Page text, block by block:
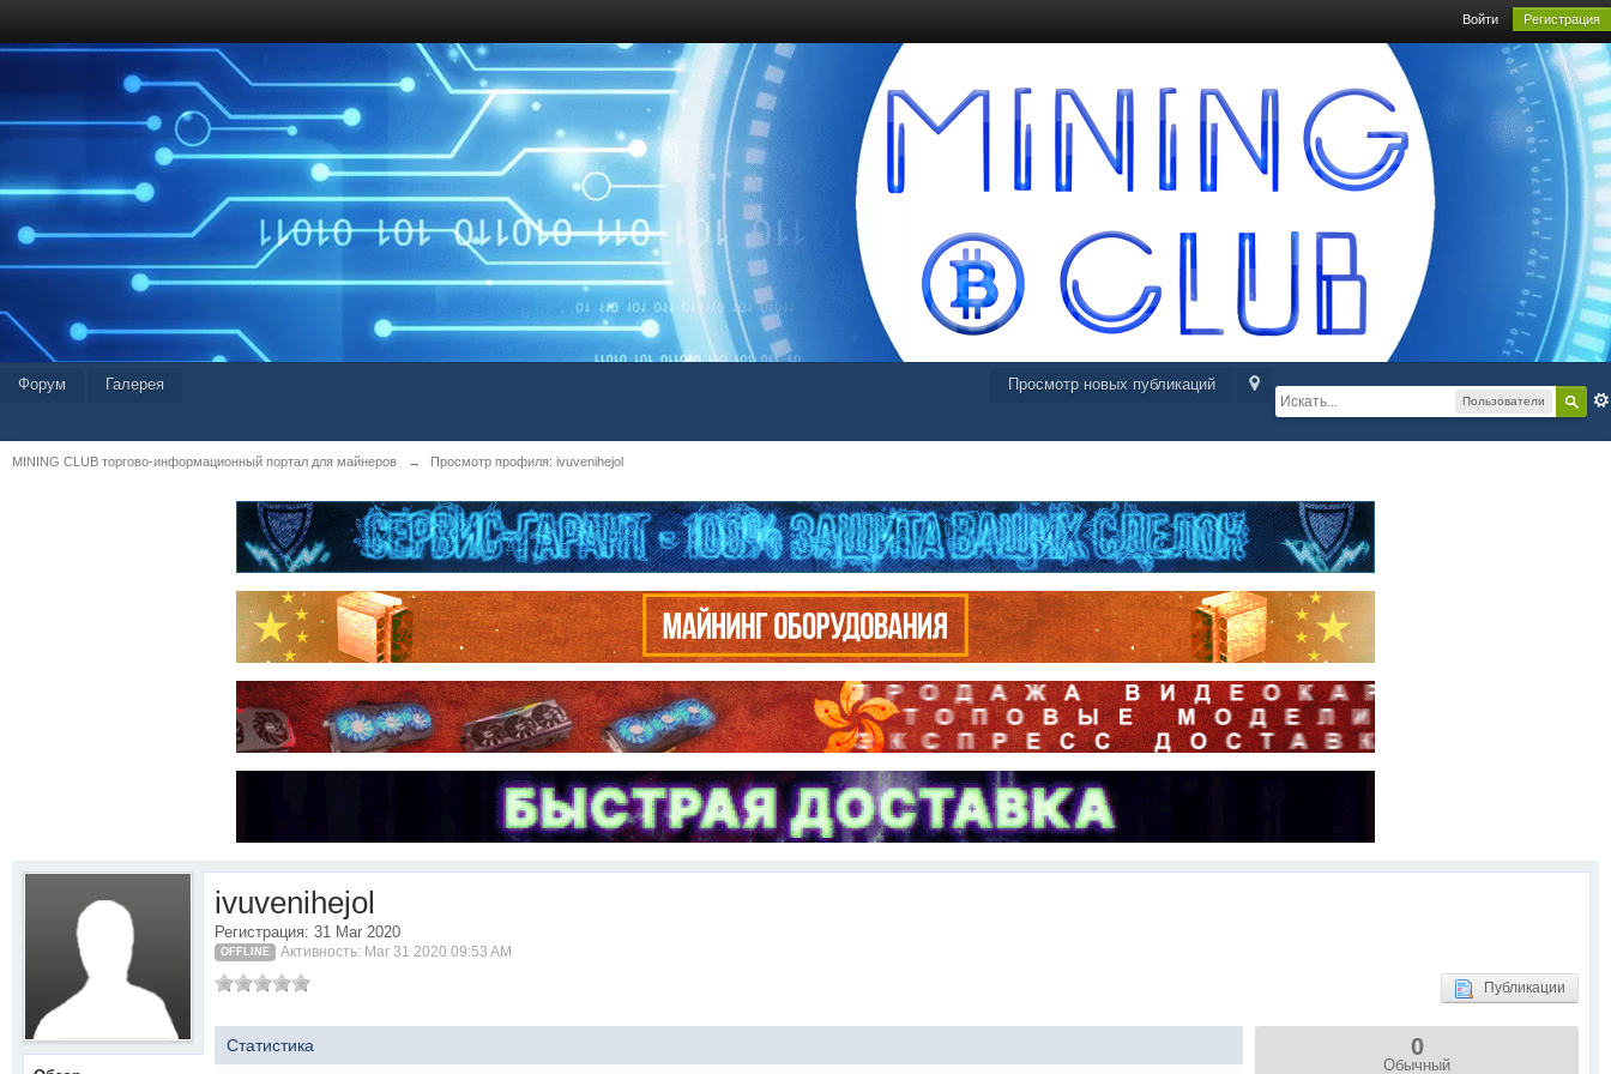
Войти Регистрация
Пользователи
Просмотр новых публикаций
Форум Галерея
MINING CLUB торгово-информационный портал для майнеров → Просмотр профиля: ivuvenihejol
ivuvenihejol
Регистрация: 31 Mar 2020
OFFLINE Активность: Mar 31 2020 09:53 AM
Публикации
Статистика 0
Обычный